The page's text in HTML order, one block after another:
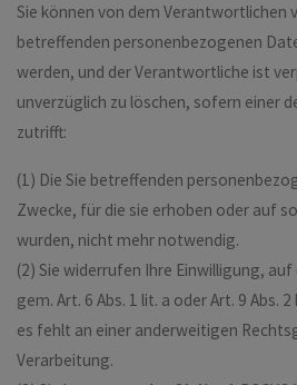
Sie können von dem Verantwortlichen
betreffenden personenbezogenen
werden, und der Verantwortliche ist
unverzüglich zu löschen, sofern einer
zutrifft:
(1) Die Sie betreffenden
Zwecke, für die sie erhoben oder auf
wurden, nicht mehr notwendig.
(2) Sie widerrufen Ihre Einwilligung,
gem. Art. 6 Abs. 1 lit. a oder Art. 9 Abs.
es fehlt an einer anderweitigen
Verarbeitung.